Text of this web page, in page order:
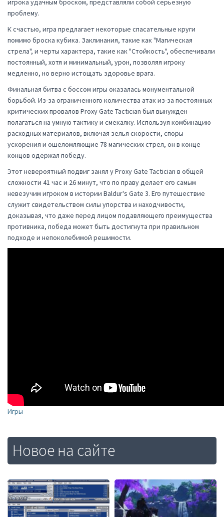
игрока удачным броском, представляли собой серьезную
проблему.
К счастью, игра предлагает некоторые спасательные круги
помимо броска кубика. Заклинания, такие как "Магическая
стрела", и черты характера, такие как "Стойкость", обеспечивали
постоянный, хотя и минимальный, урон, позволяя игроку
медленно, но верно истощать здоровье врага.
Финальная битва с боссом игры оказалась монументальной
борьбой. Из-за ограниченного количества атак из-за постоянных
критических провалов Proxy Gate Tactician был вынужден
полагаться на умную тактику и смекалку. Используя комбинацию
расходных материалов, включая зелья скорости, споры
ускорения и ошеломляющие 78 магических стрел, он в конце
концов одержал победу.
Этот невероятный подвиг занял у Proxy Gate Tactician в общей
сложности 41 час и 26 минут, что по праву делает его самым
невезучим игроком в истории Baldur's Gate 3. Его путешествие
служит свидетельством силы упорства и находчивости,
доказывая, что даже перед лицом подавляющего преимущества
противника, победа может быть достигнута при правильном
подходе и непоколебимой решимости.
Игры
Новое на сайте